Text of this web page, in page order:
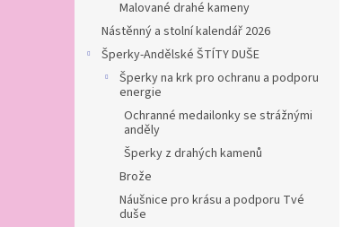
Malované drahé kameny
Nástěnný a stolní kalendář 2026
Šperky-Andělské ŠTÍTY DUŠE
Šperky na krk pro ochranu a podporu
energie
Ochranné medailonky se strážnými
anděly
Šperky z drahých kamenů
Brože
Náušnice pro krásu a podporu Tvé
duše